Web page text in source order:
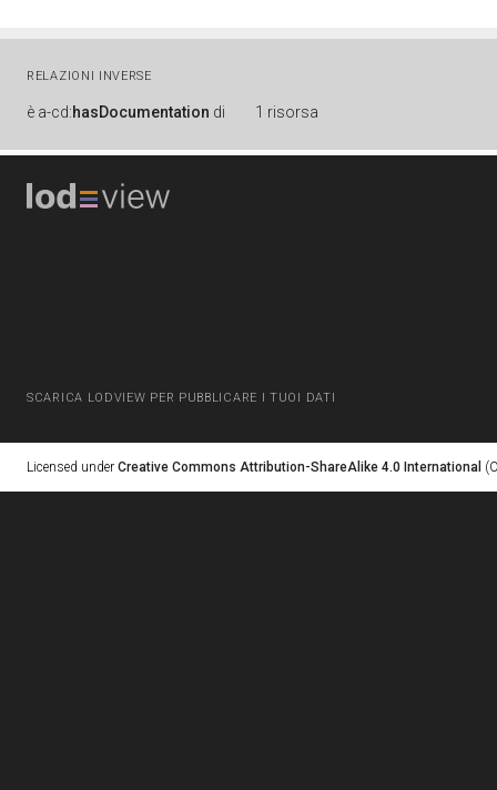
RELAZIONI INVERSE
è a-cd:hasDocumentation di 1 risorsa
SCARICA LODVIEW PER PUBBLICARE I TUOI DATI
Licensed under Creative Commons Attribution-ShareAlike 4.0 International